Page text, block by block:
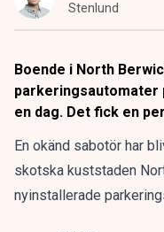
Stenlund
Boende i North
parkeringsautomater
en dag. Det fick en
En okänd sabotör har
skotska kuststaden
nyinstallerade